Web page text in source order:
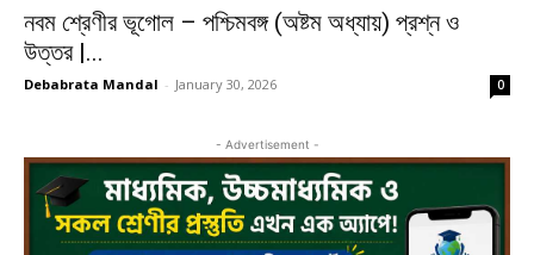
নবম শ্রেণীর ভূগোল – পশ্চিমবঙ্গ (অষ্টম অধ্যায়) প্রশ্ন ও
উত্তর |...
Debabrata Mandal - January 30, 2026 0
- Advertisement -